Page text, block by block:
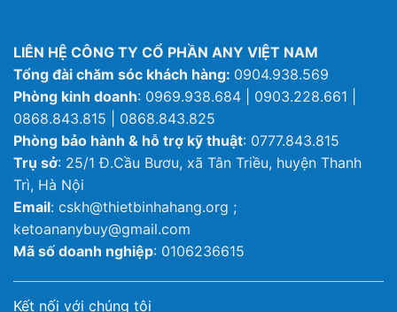
LIÊN HỆ CÔNG TY CỔ PHẦN ANY VIỆT NAM
Tổng đài chăm sóc khách hàng: 0904.938.569
Phòng kinh doanh: 0969.938.684 | 0903.228.661 |
0868.843.815 | 0868.843.825
Phòng bảo hành & hỗ trợ kỹ thuật: 0777.843.815
Trụ sở: 25/1 Đ.Cầu Bươu, xã Tân Triều, huyện Thanh
Trì, Hà Nội
Email: cskh@thietbinhahang.org ;
ketoananybuy@gmail.com
Mã số doanh nghiệp: 0106236615
Kết nối với chúng tôi